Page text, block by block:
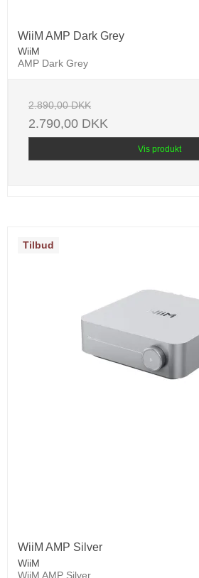
WiiM AMP Dark Grey
WiiM
AMP Dark Grey
2.890,00 DKK
2.790,00 DKK
Vis produkt
Tilbud
WiiM AMP Silver
WiiM
WiiM AMP Silver